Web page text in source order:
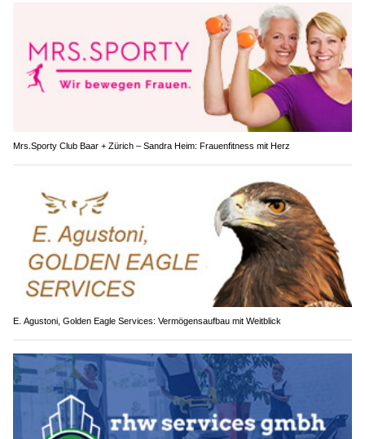
Mrs.Sporty Club Baar + Zürich – Sandra Heim: Frauenfitness mit Herz
E. Agustoni, Golden Eagle Services: Vermögensaufbau mit Weitblick